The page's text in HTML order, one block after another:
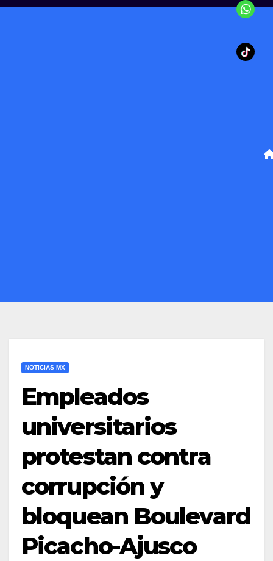
NOTICIAS MX
Empleados
universitarios
protestan contra
corrupción y
bloquean Boulevard
Picacho-Ajusco